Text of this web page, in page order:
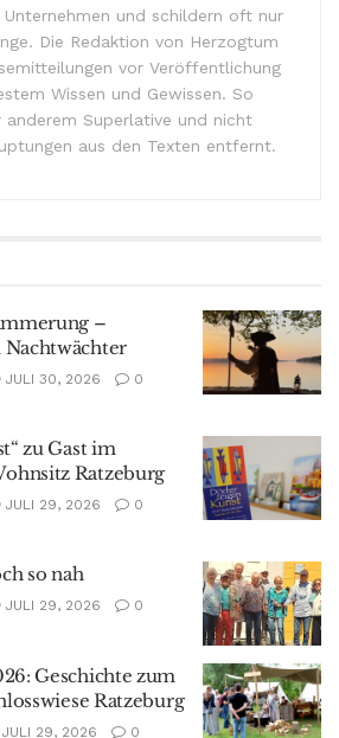
und schildern oft nur
Die Redaktion von Herzogtum
vor Veröffentlichung
Wissen und Gewissen. So
anderem Superlative und nicht
aus den Texten entfernt.
–
JULI 30, 2026
0
zu Gast im
Ratzeburg
JULI 29, 2026
0
so nah
JULI 29, 2026
0
Geschichte zum
Ratzeburg
29, 2026 0